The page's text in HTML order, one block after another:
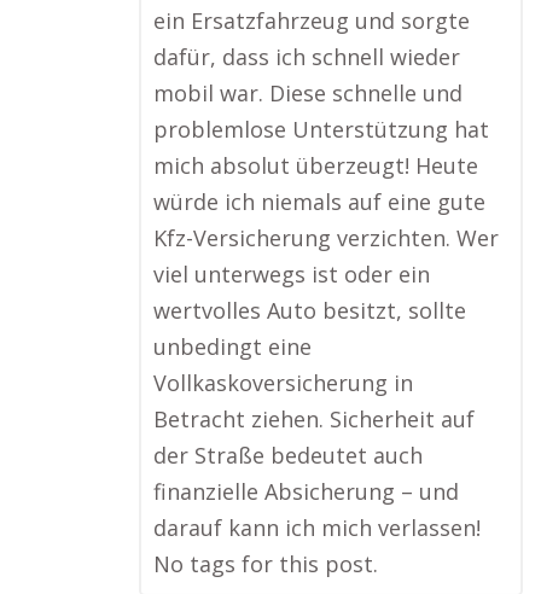
ein Ersatzfahrzeug und sorgte
dafür, dass ich schnell wieder
mobil war. Diese schnelle und
problemlose Unterstützung hat
mich absolut überzeugt! Heute
würde ich niemals auf eine gute
Kfz-Versicherung verzichten. Wer
viel unterwegs ist oder ein
wertvolles Auto besitzt, sollte
unbedingt eine
Vollkaskoversicherung in
Betracht ziehen. Sicherheit auf
der Straße bedeutet auch
finanzielle Absicherung – und
darauf kann ich mich verlassen!
No tags for this post.